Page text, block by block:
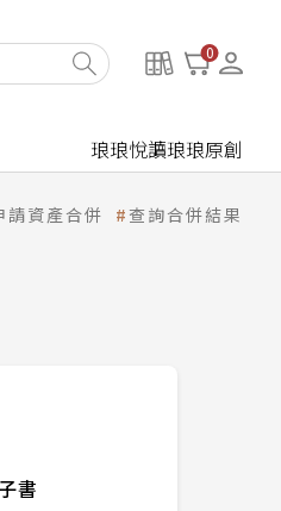
0
琅琅悅讀琅琅原創
請資產合併 查詢合併結果
書